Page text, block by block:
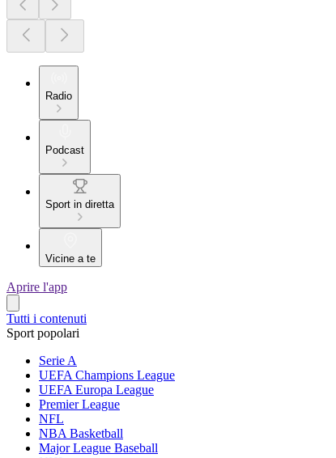
Radio
Podcast
Sport in diretta
Vicine a te
Aprire l'app
Tutti i contenuti
Sport popolari
Serie A
UEFA Champions League
UEFA Europa League
Premier League
NFL
NBA Basketball
Major League Baseball